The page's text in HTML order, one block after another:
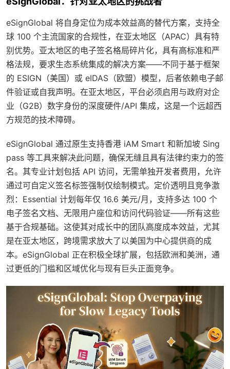
eSignGlobal 将自身定位为成本效益高的替代方案，支持全
球 100 个主流国家的合规性，在亚太地区（APAC）具有特
别优势。亚太地区的电子签名格局碎片化，具有高标准和严
格法规，要求生态系统集成的解决方案——不同于基于框架
的 ESIGN（美国）或 eIDAS（欧盟）模型，后者依赖电子邮
件验证或自我声明。在亚太地区，平台必须启用与政府对企
业（G2B）数字身份的深度硬件/API 集成，这是一个远超西
方规范的技术障碍。
eSignGlobal 通过原生支持香港 iAM Smart 和新加坡 Sing
pass 等工具来解决此问题，确保无缝且具有法律约束力的签
名。其专业计划包括 API 访问，无需单独开发者费用，允许
通过可自定义签名标签强制仅绘制模式。定价透明且竞争激
烈：Essential 计划每年仅 16.6 美元/月，支持多达 100 个
电子签名文档、无限用户座位和访问代码验证——所有这些
基于合规基础。这使其对成长中的团队高度成本效益，尤其
是在亚太地区，跨境需求放大了以美国为中心提供商的成
本。eSignGlobal 正在积极全球扩展，包括欧洲和美洲，通
过更低的门槛和区域优化与现有巨头正面竞争。